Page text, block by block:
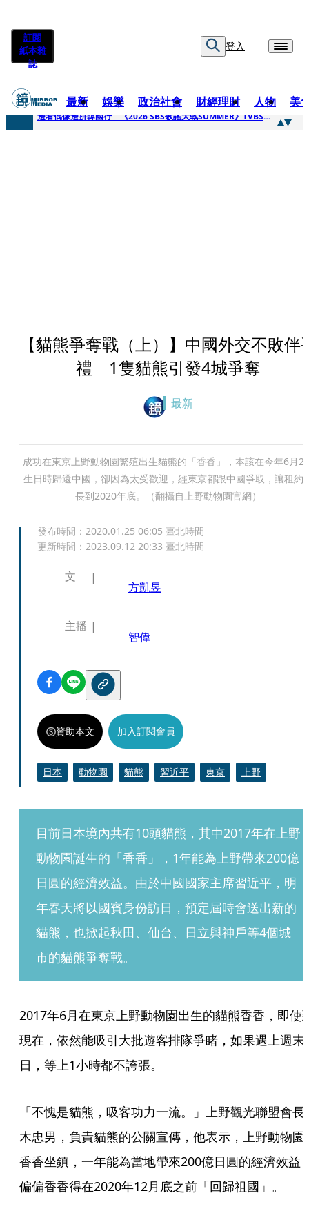
訂閱
紙本雜
誌
登入
最新 娛樂 政治社會 財經理財 人物 美
快訊
邊看偶像邊拚韓國行 《2026 SBS歌謠大戰SUMMER》TVBS直播祭追星福利
【貓熊爭奪戰（上）】中國外交不敗伴
禮 1隻貓熊引發4城爭奪
最新
成功在東京上野動物園繁殖出生貓熊的「香香」，本該在今年6月2
生日時歸還中國，卻因為太受歡迎，經東京都跟中國爭取，讓租約
長到2020年底。（翻攝自上野動物園官網）
發布時間： 2020.01.25 06:05 臺北時間
更新時間： 2023.09.12 20:33 臺北時間
文
方凱昱
主播
智偉
贊助本文 加入訂閱會員
日本 動物園 貓熊 習近平 東京 上野
目前日本境內共有10頭貓熊，其中2017年在上野
動物園誕生的「香香」，1年能為上野帶來200億
日圓的經濟效益。由於中國國家主席習近平，明
年春天將以國賓身份訪日，預定屆時會送出新的
貓熊，也掀起秋田、仙台、日立與神戶等4個城
市的貓熊爭奪戰。
2017年6月在東京上野動物園出生的貓熊香香，即使
現在，依然能吸引大批遊客排隊爭睹，如果遇上週末
日，等上1小時都不誇張。
「不愧是貓熊，吸客功力一流。」上野觀光聯盟會長
木忠男，負責貓熊的公關宣傳，他表示，上野動物園
香香坐鎮，一年能為當地帶來200億日圓的經濟效益
偏偏香香得在2020年12月底之前「回歸祖國」。